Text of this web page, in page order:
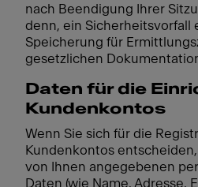
nach Beendigung Ihrer
denn, ein Sicherheitsvorfall
Speicherung für
gesetzlichen
Daten für die
Kundenkontos
Wenn Sie sich für die
Kundenkontos
von Ihnen angegebenen
Daten (wie Name, Adresse,